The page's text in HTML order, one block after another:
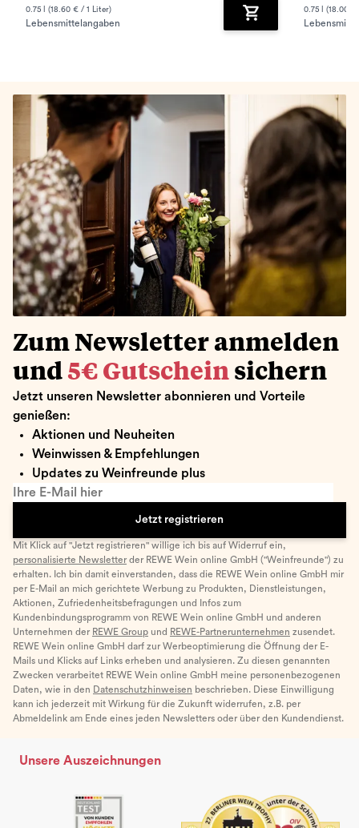
0.75 l (18.60 € / 1 Liter)
Lebensmittelangaben Zum Warenkorb
0.75 l (18.00 €
Zum Newsletter anmelden
und 5€ Gutschein sichern
Jetzt unseren Newsletter abonnieren und Vorteile
genießen:
Aktionen und Neuheiten
Weinwissen & Empfehlungen
Updates zu Weinfreunde plus
Ihre E-Mail hier
Jetzt registrieren
Mit Klick auf "Jetzt registrieren" willige ich bis auf Widerruf ein,
personalisierte Newsletter der REWE Wein online GmbH ("Weinfreunde") zu
erhalten. Ich bin damit einverstanden, dass die REWE Wein online GmbH mir
per E-Mail an mich gerichtete Werbung zu Produkten, Dienstleistungen,
Aktionen, Zufriedenheitsbefragungen und Infos zum
Kundenbindungsprogramm von REWE Wein online GmbH und anderen
Unternehmen der REWE Group und REWE-Partnerunternehmen zusendet.
REWE Wein online GmbH darf zur Werbeoptimierung die Öffnung der E-
Mails und Klicks auf Links erheben und analysieren. Zu diesen genannten
Zwecken verarbeitet REWE Wein online GmbH meine personenbezogenen
Daten, wie in den Datenschutzhinweisen beschrieben. Diese Einwilligung
kann ich jederzeit mit Wirkung für die Zukunft widerrufen, z.B. per
Abmeldelink am Ende eines jeden Newsletters oder über den Kundendienst.
Unsere Auszeichnungen